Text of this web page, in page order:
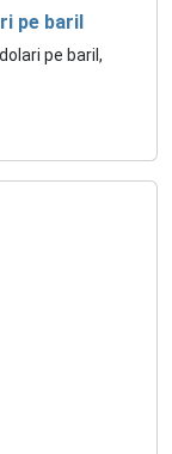
pe baril
pe baril,